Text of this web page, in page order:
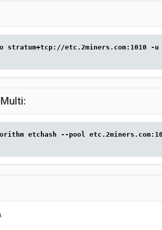
etc.2miners.com:1010 -u
etchash --pool